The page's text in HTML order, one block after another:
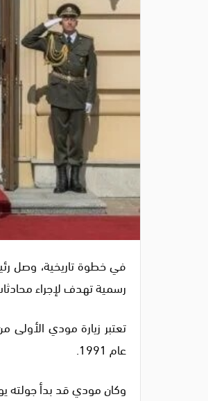
في خطوة تاريخية، وصل
رسمية تهدف لإجراء
تعتبر زيارة مودي الأولى
عام 1991.
وكان مودي قد بدأ جولته